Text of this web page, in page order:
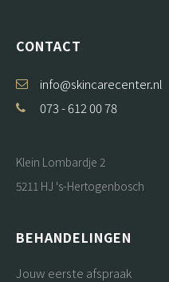
CONTACT
info@skincarecenter.nl
073 - 612 00 78
Klein Lombardje 2
5211 HJ 's-Hertogenbosch
BEHANDELINGEN
Jouw eerste afspraak